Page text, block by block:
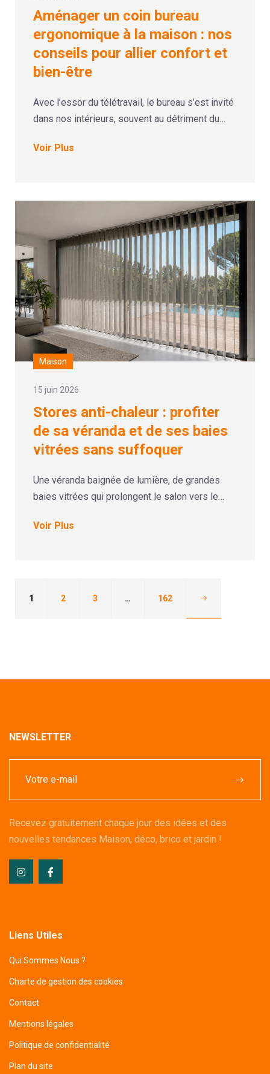
Aménager un coin bureau
ergonomique à la maison : nos
conseils pour allier confort et
bien-être
Avec l’essor du télétravail, le bureau s’est invité
dans nos intérieurs, souvent au détriment du…
Voir Plus
Maison
15 juin 2026
Stores anti-chaleur : profiter
de sa véranda et de ses baies
vitrées sans suffoquer
Une véranda baignée de lumière, de grandes
baies vitrées qui prolongent le salon vers le…
Voir Plus
1 2 3 … 162
NEWSLETTER
Recevez gratuitement chaque jour des idées et des
nouvelles tendances Maison, déco, brico et jardin !
Liens Utiles
Qui Sommes Nous ?
Charte de gestion des cookies
Contact
Mentions légales
Politique de confidentialité
Plan du site